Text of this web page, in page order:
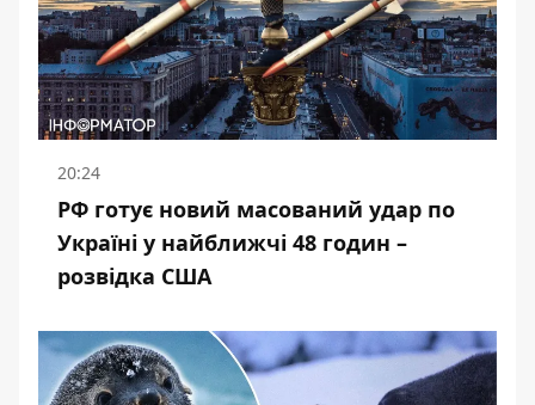
20:24
РФ готує новий масований удар по
Україні у найближчі 48 годин –
розвідка США